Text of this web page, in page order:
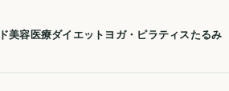
美容医療ダイエット ヨガ・ピラティスたるみ